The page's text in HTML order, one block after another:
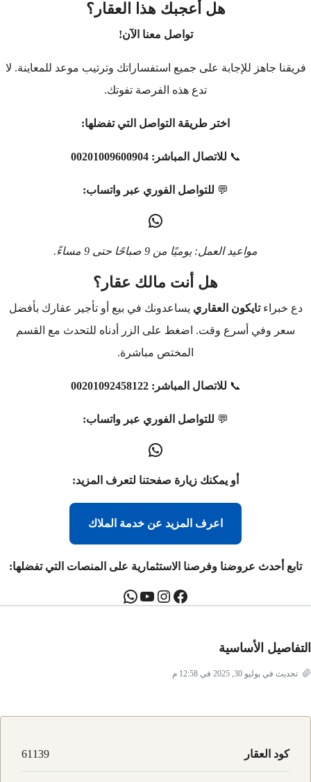
هل أعجبك هذا العقار؟
تواصل معنا الآن!
جاهز للإجابة على جميع استفساراتك وترتيب موعد للمعاينة. لا
تدع هذه الفرصة تفوتك.
اختر طريقة التواصل التي تفضلها:
📞للاتصال المباشر: 00201009600904
💬للتواصل الفوري عبر واتساب:
مواعيد العمل: يوميًا من 9 صباحًا حتى 9 مساءً.
هل أنت مالك عقار؟
دع خبراء تايكون العقارييساعدونك في بيع أو تأجير عقارك بأفضل
سعر وفي أسرع وقت. اضغط على الزر أدناه للتحدث مع القسم
المختص مباشرة.
📞للاتصال المباشر: 00201092458122
💬للتواصل الفوري عبر واتساب:
أو يمكنك زيارة صفحتنا لتعرف المزيد:
اعرف المزيد عن خدمة الملاك
تابع أحدث عروضنا وفرصنا الاستثمارية على المنصات التي تفضلها:
الأساسية
تحديث في يوليو 30, 2025 في 12:58 م
كود العقار 61139